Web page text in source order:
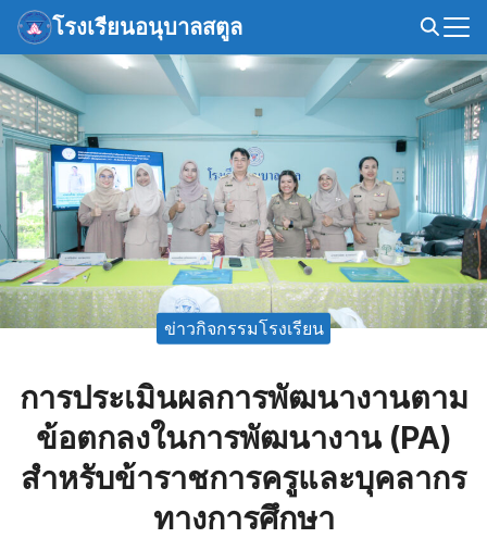
Skip
content
โรงเรียนอนุบาลสตูล
Search
for:
ข่าวกิจกรรมโรงเรียน
การประเมินผลการพัฒนางานตาม
ข้อตกลงในการพัฒนางาน (PA)
สำหรับข้าราชการครูและบุคลากร
ทางการศึกษา